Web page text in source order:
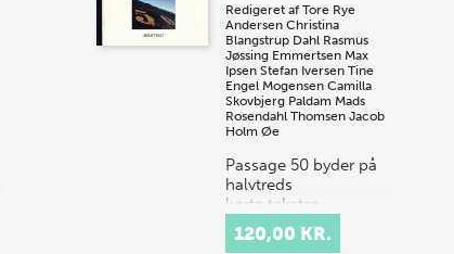
Redigeret afTore Rye
Andersen Christina
Blangstrup Dahl Rasmus
Jøssing Emmertsen Max
Ipsen Stefan Iversen Tine
Engel Mogensen Camilla
Skovbjerg Paldam Mads
Rosendahl Thomsen Jacob
Holm Øe
Passage 50 byder på
halvtreds
korte tekster,
der tager
udgangspunkt i
120,00 KR.